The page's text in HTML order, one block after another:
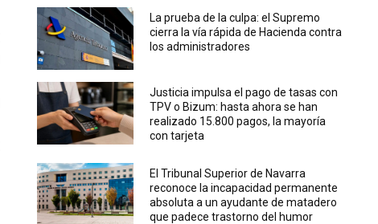
La prueba de la culpa: el Supremo
cierra la vía rápida de Hacienda contra
los administradores
Justicia impulsa el pago de tasas con
TPV o Bizum: hasta ahora se han
realizado 15.800 pagos, la mayoría
con tarjeta
El Tribunal Superior de Navarra
reconoce la incapacidad permanente
absoluta a un ayudante de matadero
que padece trastorno del humor